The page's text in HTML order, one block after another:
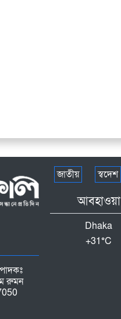
রুমন
জাতীয় স্বদেশ
আবহাওয়া
Dhaka
+31°C